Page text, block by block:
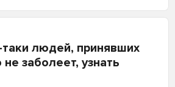
людей, принявших
заболеет, узнать